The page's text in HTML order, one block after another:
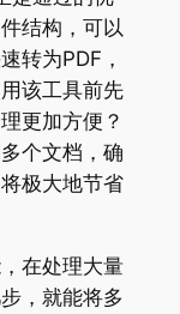
结构，可以
转为PDF，
该工具前先
更加方便？
个文档，确
极大地节省
在处理大量
，就能将多